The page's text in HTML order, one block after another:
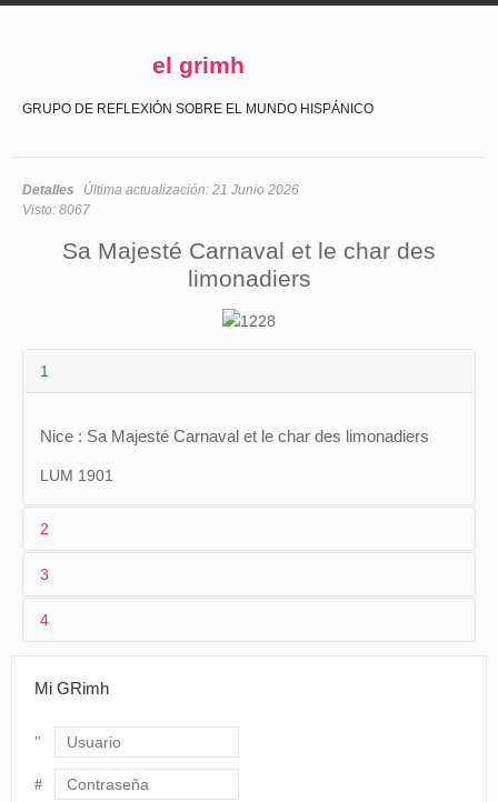
el grimh
GRUPO DE REFLEXIÓN SOBRE EL MUNDO HISPÁNICO
Detalles Última actualización: 21 Junio 2026
Visto: 8067
Sa Majesté Carnaval et le char des
limonadiers
1
Nice : Sa Majesté Carnaval et le char des limonadiers
LUM 1901
2
1
2
dans la cohue mouvante, je suis vite repéré, et aveuglé
Anglais, j'enregistre le corso et la bataille fleurie;
devenu le point de mire d'un combat acharné,
« tourne » d'une main, tandis que de l'autre je
3
4
Mi GRimh
Usuario